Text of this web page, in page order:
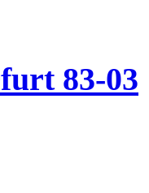
83-03